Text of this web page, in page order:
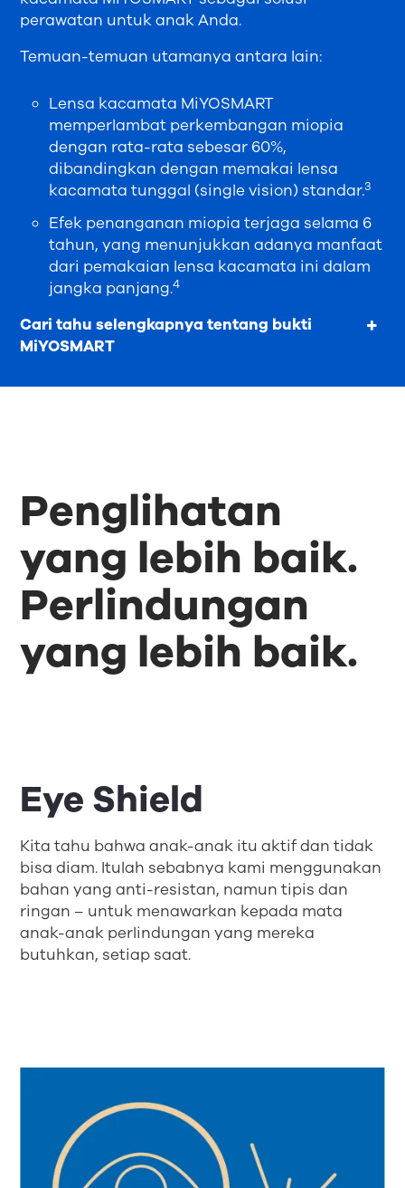
perawatan untuk anak Anda.
Temuan-temuan utamanya antara lain:
Lensa kacamata MiYOSMART
memperlambat perkembangan miopia
dengan rata-rata sebesar 60%,
dibandingkan dengan memakai lensa
kacamata tunggal (single vision) standar.3
Efek penanganan miopia terjaga selama 6
tahun, yang menunjukkan adanya manfaat
dari pemakaian lensa kacamata ini dalam
jangka panjang.4
Cari tahu selengkapnya tentang bukti
MiYOSMART
Penglihatan
yang lebih baik.
Perlindungan
yang lebih baik.
Eye Shield
Kita tahu bahwa anak-anak itu aktif dan tidak
bisa diam. Itulah sebabnya kami menggunakan
bahan yang anti-resistan, namun tipis dan
ringan – untuk menawarkan kepada mata
anak-anak perlindungan yang mereka
butuhkan, setiap saat.